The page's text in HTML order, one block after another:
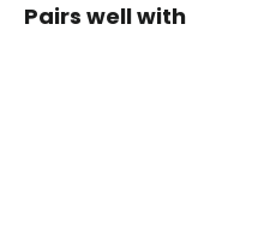
Pairs well with